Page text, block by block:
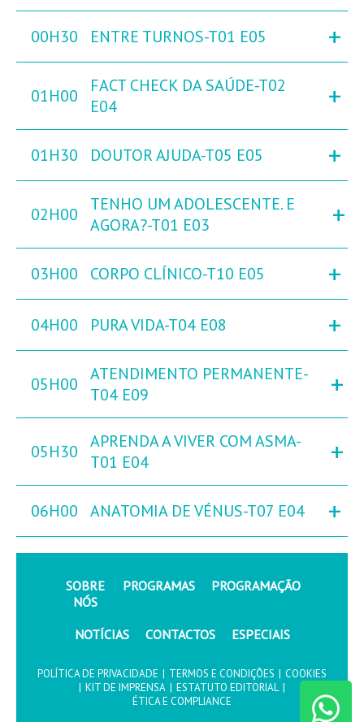
00H30 ENTRE TURNOS-T01 E05 +
01H00
FACT CHECK DA SAÚDE-T02
E04
+
01H30 DOUTOR AJUDA-T05 E05 +
02H00
TENHO UM ADOLESCENTE. E
AGORA?-T01 E03
+
03H00 CORPO CLÍNICO-T10 E05 +
04H00 PURA VIDA-T04 E08 +
05H00
ATENDIMENTO PERMANENTE-
T04 E09
+
05H30
APRENDA A VIVER COM ASMA-
T01 E04
+
06H00 ANATOMIA DE VÉNUS-T07 E04 +
SOBRE
NÓS
PROGRAMAS PROGRAMAÇÃO
NOTÍCIAS CONTACTOS ESPECIAIS
POLÍTICA DE PRIVACIDADE | TERMOS E CONDIÇÕES | COOKIES
| KIT DE IMPRENSA | ESTATUTO EDITORIAL |
ÉTICA E COMPLIANCE